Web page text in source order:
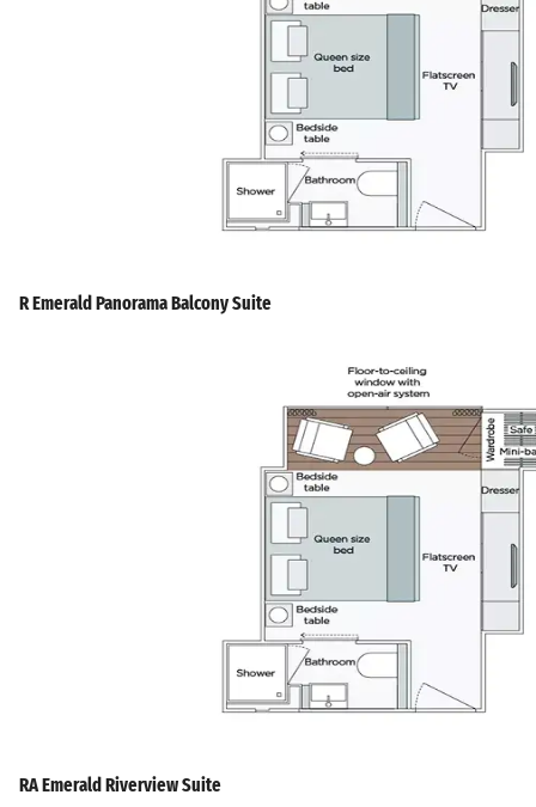
R Emerald Panorama Balcony Suite
RA Emerald Riverview Suite